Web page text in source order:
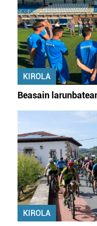
KIROLA
Beasain
KIROLA